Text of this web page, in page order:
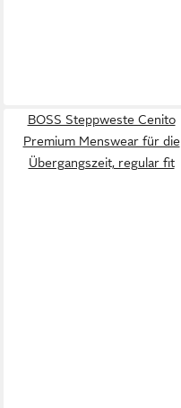
BOSS Steppweste Cenito
Premium Menswear für die
Übergangszeit, regular fit